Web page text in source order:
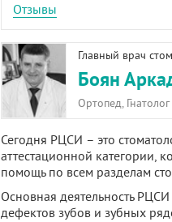
Отзывы
Главный врач
Боян
Ортопед,
Сегодня РЦСИ – это
аттестационной категории,
помощь по всем разделам
Основная деятельность
дефектов зубов и зубных